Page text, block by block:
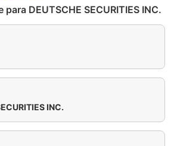
DEUTSCHE SECURITIES INC.
INC.